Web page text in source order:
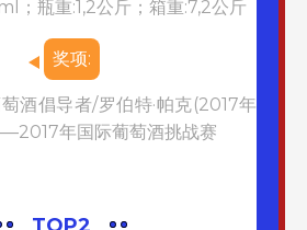
；瓶重:1,2公斤；箱重:7,2公斤
奖项:
倡导者/罗伯特·帕克(2017年
年国际葡萄酒挑战赛